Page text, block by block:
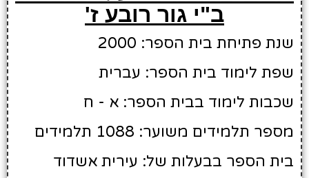
ב"י גור רובע ז'
שנת פתיחת בית הספר: 2000
שפת לימוד בית הספר: עברית
שכבות לימוד בבית הספר: א - ח
מספר תלמידים משוער: 1088 תלמידים
בית הספר בבעלות של: עירית אשדוד